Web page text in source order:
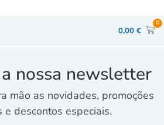
0,00 €
0
nossa newsletter
mão as novidades, promoções
e descontos especiais.